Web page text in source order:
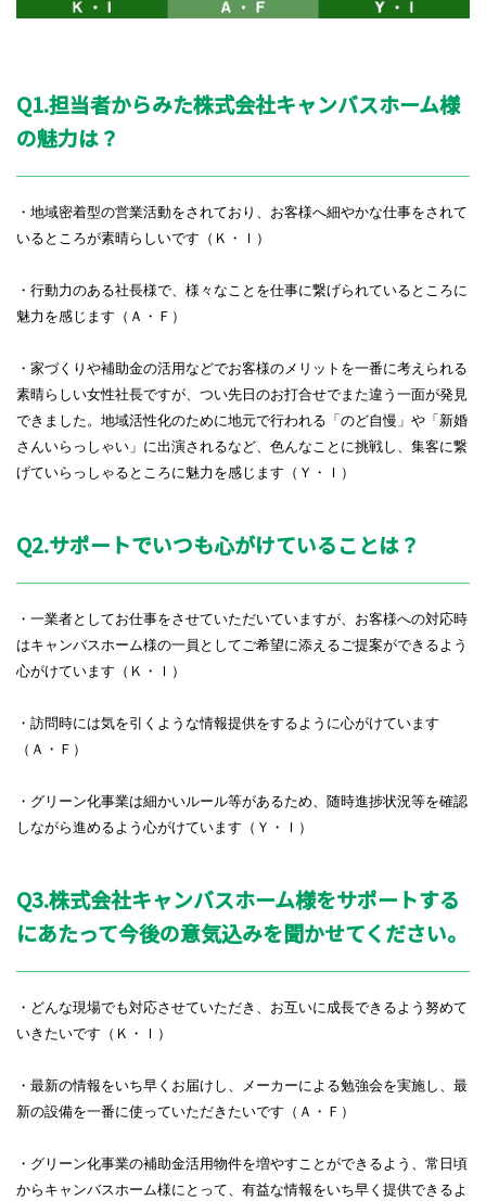
Q1.担当者からみた株式会社キャンバスホーム様
の魅力は？
・地域密着型の営業活動をされており、お客様へ細やかな仕事をされて
いるところが素晴らしいです（Ｋ・Ｉ）
・行動力のある社長様で、様々なことを仕事に繋げられているところに
魅力を感じます（Ａ・Ｆ）
・家づくりや補助金の活用などでお客様のメリットを一番に考えられる
素晴らしい女性社長ですが、つい先日のお打合せでまた違う一面が発見
できました。地域活性化のために地元で行われる「のど自慢」や「新婚
さんいらっしゃい」に出演されるなど、色んなことに挑戦し、集客に繋
げていらっしゃるところに魅力を感じます （Ｙ・Ｉ）
Q2.サポートでいつも心がけていることは？
・一業者としてお仕事をさせていただいていますが、お客様への対応時
はキャンバスホーム様の一員としてご希望に添えるご提案ができるよう
心がけています（Ｋ・Ｉ）
・訪問時には気を引くような情報提供をするように心がけています
（Ａ・Ｆ）
・グリーン化事業は細かいルール等があるため、随時進捗状況等を確認
しながら進めるよう心がけています （Ｙ・Ｉ）
Q3.株式会社キャンバスホーム様をサポートする
にあたって今後の意気込みを聞かせてください。
・どんな現場でも対応させていただき、お互いに成長できるよう努めて
いきたいです（Ｋ・Ｉ）
・最新の情報をいち早くお届けし、メーカーによる勉強会を実施し、最
新の設備を一番に使っていただきたいです（Ａ・Ｆ）
・グリーン化事業の補助金活用物件を増やすことができるよう、常日頃
からキャンバスホーム様にとって、有益な情報をいち早く提供できるよ